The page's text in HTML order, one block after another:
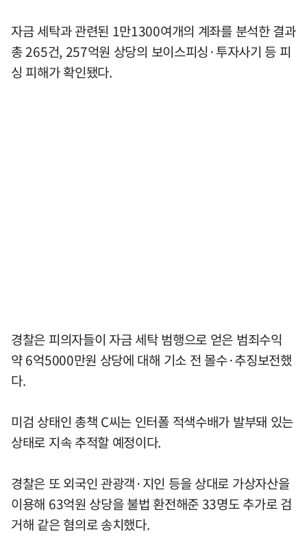
자금 세탁과 관련된 1만1300여개의 계좌를 분석한 결과
총 265건, 257억원 상당의 보이스피싱·투자사기 등 피
싱 피해가 확인됐다.
경찰은 피의자들이 자금 세탁 범행으로 얻은 범죄수익
약 6억5000만원 상당에 대해 기소 전 몰수·추징보전했
다.
미검 상태인 총책 C씨는 인터폴 적색수배가 발부돼 있는
상태로 지속 추적할 예정이다.
경찰은 또 외국인 관광객·지인 등을 상대로 가상자산을
이용해 63억원 상당을 불법 환전해준 33명도 추가로 검
거해 같은 혐의로 송치했다.